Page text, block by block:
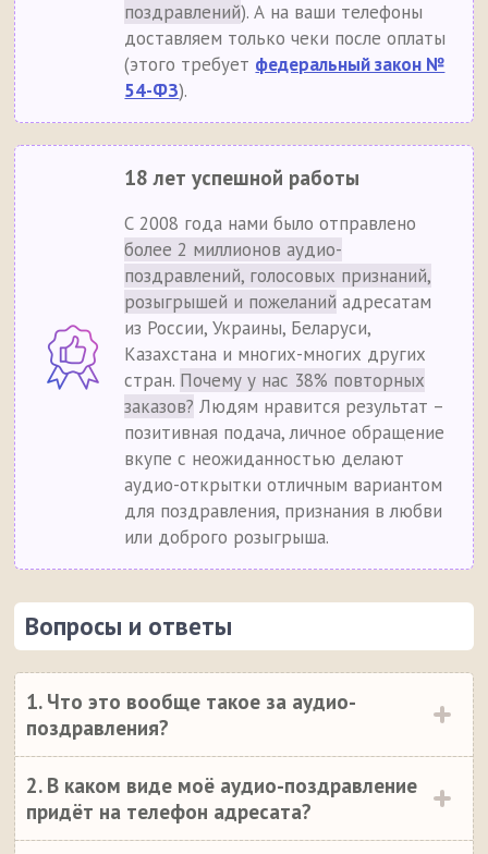
поздравлений). А на ваши телефоны
доставляем только чеки после оплаты
(этого требует федеральный закон №
54-ФЗ).
18 лет успешной работы
С 2008 года нами было отправлено
более 2 миллионов аудио-
поздравлений, голосовых признаний,
розыгрышей и пожеланий адресатам
из России, Украины, Беларуси,
Казахстана и многих-многих других
стран. Почему у нас 38% повторных
заказов? Людям нравится результат –
позитивная подача, личное обращение
вкупе с неожиданностью делают
аудио-открытки отличным вариантом
для поздравления, признания в любви
или доброго розыгрыша.
Вопросы и ответы
1. Что это вообще такое за аудио-
поздравления?
2. В каком виде моё аудио-поздравление
придёт на телефон адресата?